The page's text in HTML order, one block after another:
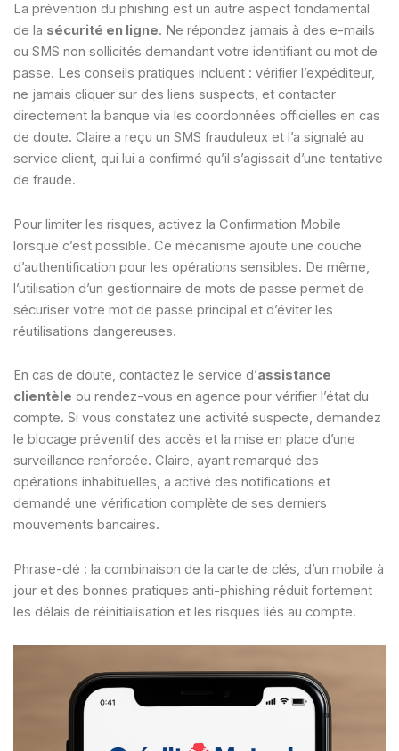
La prévention du phishing est un autre aspect fondamental
de la sécurité en ligne. Ne répondez jamais à des e-mails
ou SMS non sollicités demandant votre identifiant ou mot de
passe. Les conseils pratiques incluent : vérifier l’expéditeur,
ne jamais cliquer sur des liens suspects, et contacter
directement la banque via les coordonnées officielles en cas
de doute. Claire a reçu un SMS frauduleux et l’a signalé au
service client, qui lui a confirmé qu’il s’agissait d’une tentative
de fraude.
Pour limiter les risques, activez la Confirmation Mobile
lorsque c’est possible. Ce mécanisme ajoute une couche
d’authentification pour les opérations sensibles. De même,
l’utilisation d’un gestionnaire de mots de passe permet de
sécuriser votre mot de passe principal et d’éviter les
réutilisations dangereuses.
En cas de doute, contactez le service d’assistance
clientèle ou rendez-vous en agence pour vérifier l’état du
compte. Si vous constatez une activité suspecte, demandez
le blocage préventif des accès et la mise en place d’une
surveillance renforcée. Claire, ayant remarqué des
opérations inhabituelles, a activé des notifications et
demandé une vérification complète de ses derniers
mouvements bancaires.
Phrase-clé : la combinaison de la carte de clés, d’un mobile à
jour et des bonnes pratiques anti-phishing réduit fortement
les délais de réinitialisation et les risques liés au compte.